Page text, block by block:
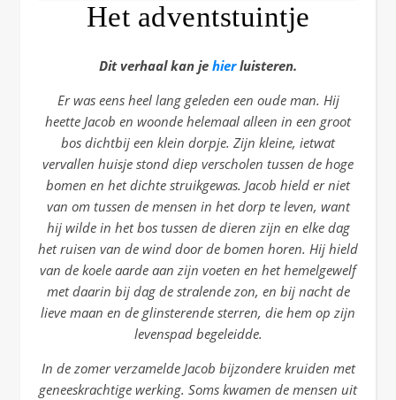
Het adventstuintje
Dit verhaal kan je hierluisteren.
Er was eens heel lang geleden een oude man. Hij
heette Jacob en woonde helemaal alleen in een groot
bos dichtbij een klein dorpje. Zijn kleine, ietwat
vervallen huisje stond diep verscholen tussen de hoge
bomen en het dichte struikgewas. Jacob hield er niet
van om tussen de mensen in het dorp te leven, want
hij wilde in het bos tussen de dieren zijn en elke dag
het ruisen van de wind door de bomen horen. Hij hield
van de koele aarde aan zijn voeten en het hemelgewelf
met daarin bij dag de stralende zon, en bij nacht de
lieve maan en de glinsterende sterren, die hem op zijn
levenspad begeleidde.
In de zomer verzamelde Jacob bijzondere kruiden met
geneeskrachtige werking. Soms kwamen de mensen uit